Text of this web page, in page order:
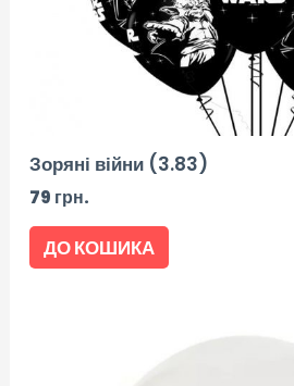
Зоряні війни (3.83)
79 грн.
ДО КОШИКА